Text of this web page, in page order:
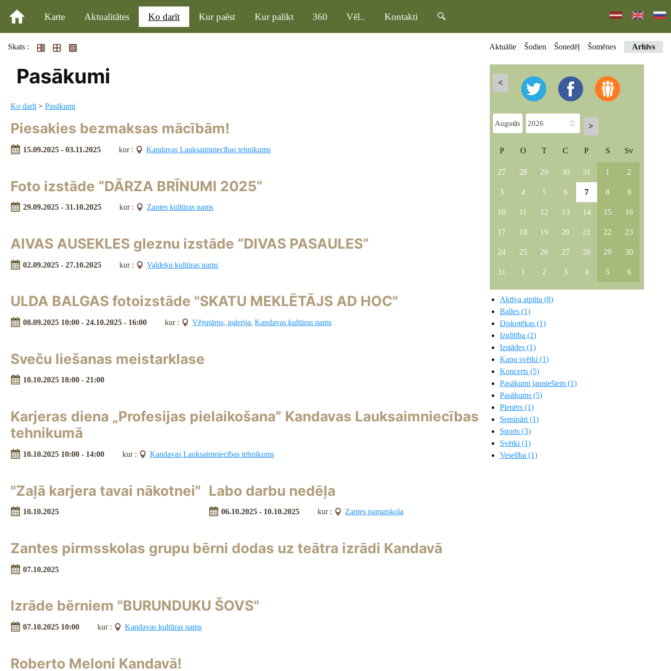
Karte Aktualitātes Ko darīt Kur paēst Kur palikt 360 Vēl.. Kontakti
Skats : Aktuālie Šodien Šonedēļ Šomēnes Arhīvs
Pasākumi
Ko darīt >Pasākumi
Piesakies bezmaksas mācībām!
15.09.2025 - 03.11.2025 kur : Kandavas Lauksaimniecības tehnikums
Foto izstāde “DĀRZA BRĪNUMI 2025”
29.09.2025 - 31.10.2025 kur : Zantes kultūras nams
AIVAS AUSEKLES gleznu izstāde “DIVAS PASAULES”
02.09.2025 - 27.10.2025 kur : Valdeķu kultūras nams
ULDA BALGAS fotoizstāde "SKATU MEKLĒTĀJS AD HOC"
08.09.2025 10:00 - 24.10.2025 - 16:00 kur : Vējspārns, galerija,Kandavas kultūras nams
Sveču liešanas meistarklase
10.10.2025 18:00 - 21:00
Karjeras diena „Profesijas pielaikošana” Kandavas Lauksaimniecības
tehnikumā
10.10.2025 10:00 - 14:00 kur : Kandavas Lauksaimniecības tehnikums
"Zaļā karjera tavai nākotnei"
10.10.2025
Labo darbu nedēļa
06.10.2025 - 10.10.2025 kur : Zantes pamatskola
Zantes pirmsskolas grupu bērni dodas uz teātra izrādi Kandavā
07.10.2025
Izrāde bērniem "BURUNDUKU ŠOVS"
07.10.2025 10:00 kur : Kandavas kultūras nams
Roberto Meloni Kandavā!
<
>
P O T C P S Sv
27 28 29 30 31 1 2
3 4 5 6 7 8 9
10 11 12 13 14 15 16
17 18 19 20 21 22 23
24 25 26 27 28 29 30
31 1 2 3 4 5 6
Aktīva atpūta (8)
Balles (1)
Diskotēkas (1)
Izglītība (2)
Izstādes (1)
Kapu svētki (1)
Koncerts (5)
Pasākumi jauniešiem (1)
Pasākums (5)
Plenērs (1)
Semināri (1)
Sports (3)
Svētki (1)
Veselība (1)